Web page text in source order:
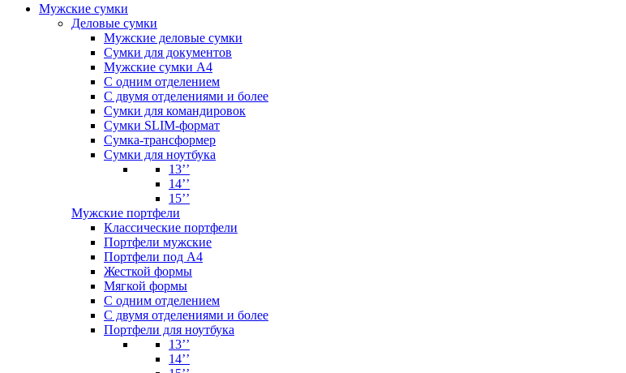
Мужские сумки
Деловые сумки
Мужские деловые сумки
Сумки для документов
Мужские сумки А4
С одним отделением
С двумя отделениями и более
Сумки для командировок
Сумки SLIM-формат
Сумка-трансформер
Сумки для ноутбука
13’’
14’’
15’’
Мужские портфели
Классические портфели
Портфели мужские
Портфели под А4
Жесткой формы
Мягкой формы
С одним отделением
С двумя отделениями и более
Портфели для ноутбука
13’’
14’’